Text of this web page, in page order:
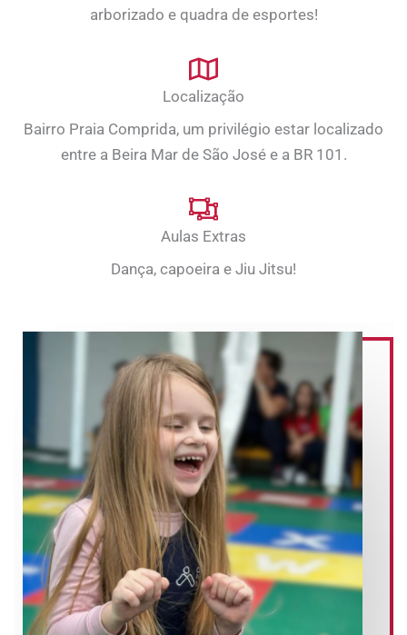
arborizado e quadra de esportes!
Localização
Bairro Praia Comprida, um privilégio estar localizado
entre a Beira Mar de São José e a BR 101.
Aulas Extras
Dança, capoeira e Jiu Jitsu!